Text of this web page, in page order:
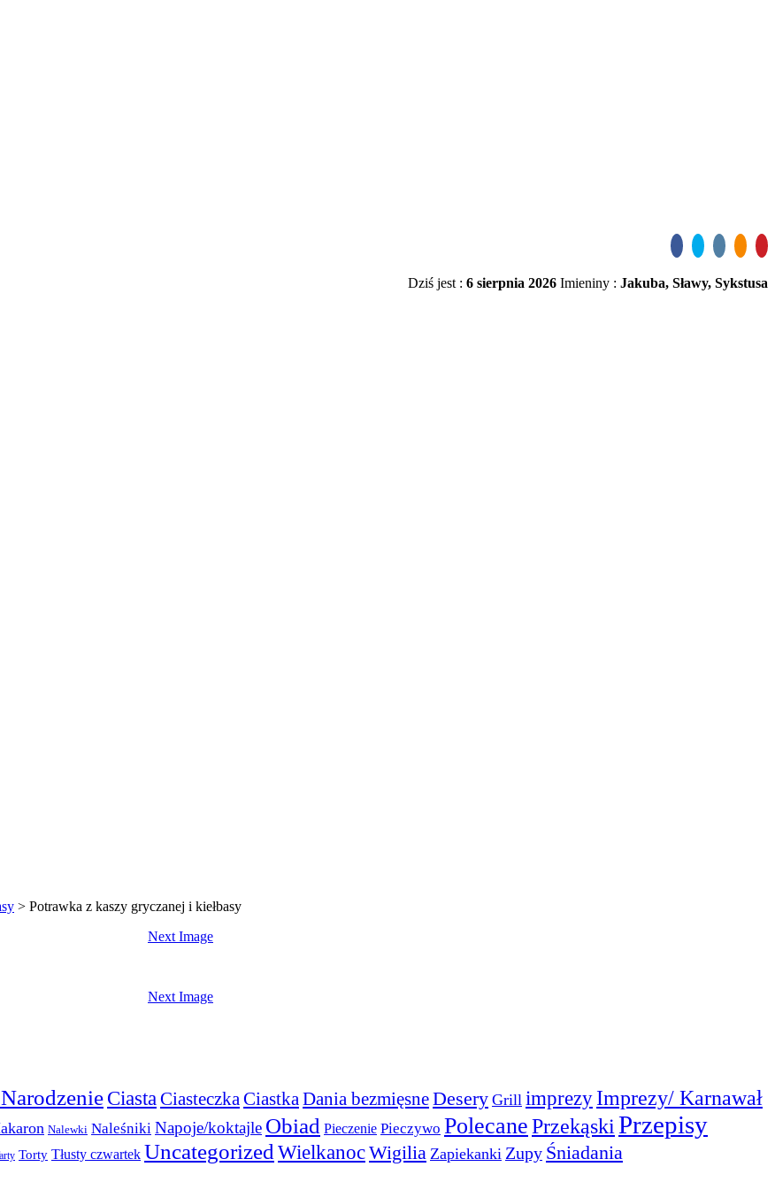
Dziś jest : 6 sierpnia 2026 Imieniny : Jakuba, Sławy, Sykstusa
> Potrawka z kaszy gryczanej i kiełbasy
Next Image
Next Image
CiastaCiasteczkaCiastkaDania bezmięsneDesery Grill imprezy Imprezy/ Karnawał
Nalewki Naleśniki Napoje/koktajle Obiad Pieczenie Pieczywo PolecanePrzekąskiPrzepisy
Torty Tłusty czwartek UncategorizedWielkanocWigilia Zapiekanki Zupy Śniadania